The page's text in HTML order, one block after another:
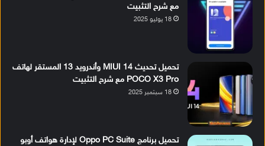
مع شرح التثبيت
18 يوليو 2025
تحميل تحديث MIUI 14 وأندرويد 13 المستقر لهاتف
POCO X3 Pro مع شرح التثبيت
18 سبتمبر 2025
تحميل برنامج Oppo PC Suite لإدارة هواتف أوبو